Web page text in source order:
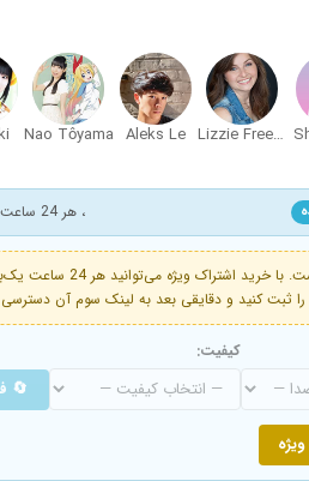
Lizzie Freeman
Aleks Le
Nao Tôyama
، هر 24 ساعت یک سریال برای یک کاربر ویژه
فعال است. با خرید
کیفیت:
🔄